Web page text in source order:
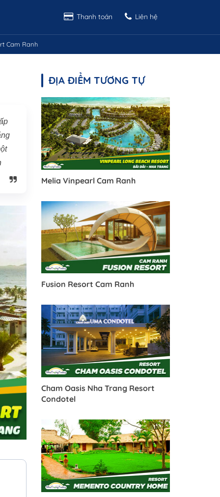
Thanh toán Liên hệ
Cam Ranh
ĐỊA ĐIỂM TƯƠNG TỰ
Melia Vinpearl Cam Ranh
Fusion Resort Cam Ranh
Cham Oasis Nha Trang Resort
Condotel